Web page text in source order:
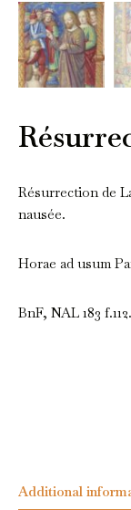
Résurrection de
nausée.
Horae ad usum
BnF, NAL 183 f.112.
Additional